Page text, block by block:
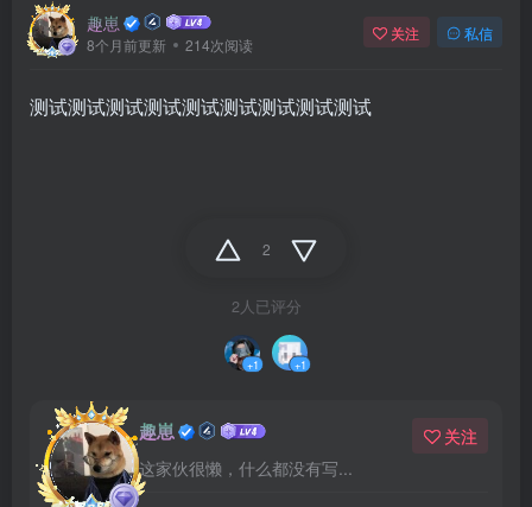
趣崽
8个月前更新 214次阅读
关注 私信
测试测试测试测试测试测试测试测试测试
2
2人已评分
+1 +1
趣崽
这家伙很懒，什么都没有写...
关注